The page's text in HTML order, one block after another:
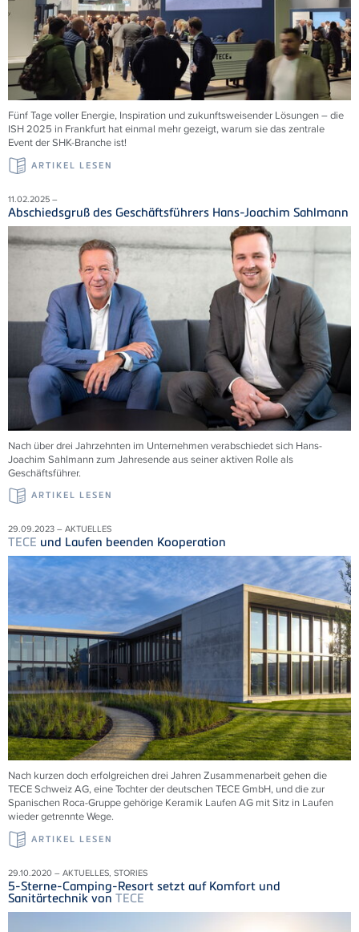
Fünf Tage voller Energie, Inspiration und zukunftsweisender Lösungen – die
ISH 2025 in Frankfurt hat einmal mehr gezeigt, warum sie das zentrale
Event der SHK-Branche ist!
ARTIKEL LESEN
11.02.2025 –
Abschiedsgruß des Geschäftsführers Hans-Joachim Sahlmann
Nach über drei Jahrzehnten im Unternehmen verabschiedet sich Hans-
Joachim Sahlmann zum Jahresende aus seiner aktiven Rolle als
Geschäftsführer.
ARTIKEL LESEN
29.09.2023 – AKTUELLES
TECE und Laufen beenden Kooperation
Nach kurzen doch erfolgreichen drei Jahren Zusammenarbeit gehen die
TECE Schweiz AG, eine Tochter der deutschen TECE GmbH, und die zur
Spanischen Roca-Gruppe gehörige Keramik Laufen AG mit Sitz in Laufen
wieder getrennte Wege.
ARTIKEL LESEN
29.10.2020 – AKTUELLES, STORIES
5-Sterne-Camping-Resort setzt auf Komfort und
Sanitärtechnik von TECE